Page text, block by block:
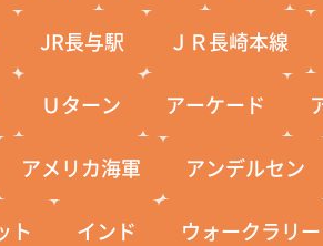
JR長与駅 ＪＲ長崎本線
Ｕターン アーケード
アメリカ海軍 アンデルセン
ト インド ウォークラリー